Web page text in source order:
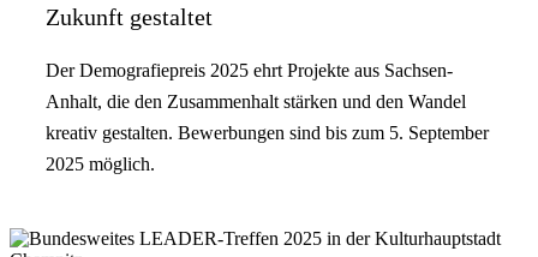
Zukunft gestaltet
Der Demografiepreis 2025 ehrt Projekte aus Sachsen-
Anhalt, die den Zusammenhalt stärken und den Wandel
kreativ gestalten. Bewerbungen sind bis zum 5. September
2025 möglich.